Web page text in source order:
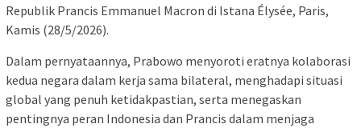
Republik Prancis Emmanuel Macron di Istana Élysée, Paris,
Kamis (28/5/2026).
Dalam pernyataannya, Prabowo menyoroti eratnya kolaborasi
kedua negara dalam kerja sama bilateral, menghadapi situasi
global yang penuh ketidakpastian, serta menegaskan
pentingnya peran Indonesia dan Prancis dalam menjaga